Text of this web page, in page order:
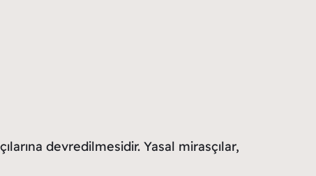
devredilmesidir. Yasal mirasçılar,